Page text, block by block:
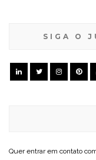
SIGA O
Quer entrar em contato